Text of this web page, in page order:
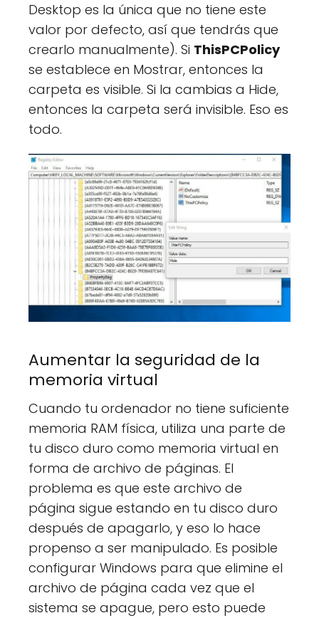
Desktop es la única que no tiene este
valor por defecto, así que tendrás que
crearlo manualmente). Si ThisPCPolicy
se establece en Mostrar, entonces la
carpeta es visible. Si la cambias a Hide,
entonces la carpeta será invisible. Eso es
todo.
Aumentar la seguridad de la
memoria virtual
Cuando tu ordenador no tiene suficiente
memoria RAM física, utiliza una parte de
tu disco duro como memoria virtual en
forma de archivo de páginas. El
problema es que este archivo de
página sigue estando en tu disco duro
después de apagarlo, y eso lo hace
propenso a ser manipulado. Es posible
configurar Windows para que elimine el
archivo de página cada vez que el
sistema se apague, pero esto puede